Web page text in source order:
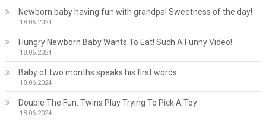
Newborn baby having fun with grandpa! Sweetness of the day!
18.06.2024
Hungry Newborn Baby Wants To Eat! Such A Funny Video!
18.06.2024
Baby of two months speaks his first words
18.06.2024
Double The Fun: Twins Play Trying To Pick A Toy
18.06.2024